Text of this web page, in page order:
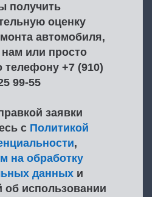
получить
оценку
автомобиля,
или просто
телефону +7 (910)
99-55
заявки
с Политикой
,
на обработку
данныхи
использовании